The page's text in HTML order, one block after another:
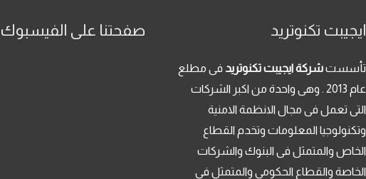
ايجيبت تكنوتريد
تأسستشركة ايجيبت تكنوتريد فى مطلع
عام 2013 . وهى واحدة من اكبر الشركات
التى تعمل فى مجال الانظمة الامنية
وتكنولوجيا المعلومات وتخدم القطاع
الخاص والمتمثل فى البنوك والشركات
الخاصة والقطاع الحكومى والمتمثل فى
صفحتنا على الفيسبوك